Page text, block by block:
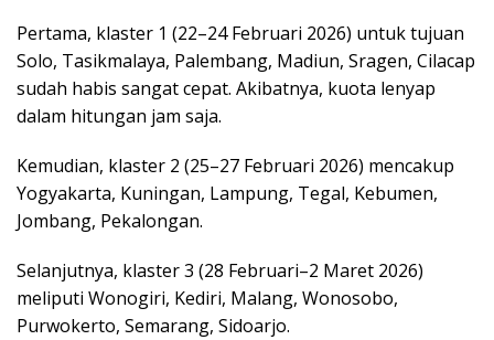
Pertama, klaster 1 (22–24 Februari 2026) untuk tujuan
Solo, Tasikmalaya, Palembang, Madiun, Sragen, Cilacap
sudah habis sangat cepat. Akibatnya, kuota lenyap
dalam hitungan jam saja.
Kemudian, klaster 2 (25–27 Februari 2026) mencakup
Yogyakarta, Kuningan, Lampung, Tegal, Kebumen,
Jombang, Pekalongan.
Selanjutnya, klaster 3 (28 Februari–2 Maret 2026)
meliputi Wonogiri, Kediri, Malang, Wonosobo,
Purwokerto, Semarang, Sidoarjo.